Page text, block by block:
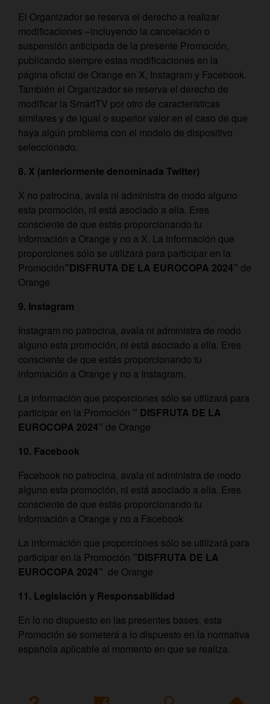
El Organizador se reserva el derecho a realizar
modificaciones –incluyendo la cancelación o
suspensión anticipada de la presente Promoción,
publicando siempre estas modificaciones en la
página oficial de Orange en X, Instagram y Facebook.
También el Organizador se reserva el derecho de
modificar la SmartTV por otro de características
similares y de igual o superior valor en el caso de que
haya algún problema con el modelo de dispositivo
seleccionado.
8. X (anteriormente denominada Twitter)
X no patrocina, avala ni administra de modo alguno
esta promoción, ni está asociado a ella. Eres
consciente de que estás proporcionando tu
información a Orange y no a X. La información que
proporciones sólo se utilizará para participar en la
Promoción”DISFRUTA DE LA EUROCOPA 2024” de
Orange
9. Instagram
Instagram no patrocina, avala ni administra de modo
alguno esta promoción, ni está asociado a ella. Eres
consciente de que estás proporcionando tu
información a Orange y no a Instagram.
La información que proporciones sólo se utilizará para
participar en la Promoción ” DISFRUTA DE LA
EUROCOPA 2024” de Orange
10. Facebook
Facebook no patrocina, avala ni administra de modo
alguno esta promoción, ni está asociado a ella. Eres
consciente de que estás proporcionando tu
información a Orange y no a Facebook
La información que proporciones sólo se utilizará para
participar en la Promoción ”DISFRUTA DE LA
EUROCOPA 2024” de Orange
11. Legislación y Responsabilidad
En lo no dispuesto en las presentes bases, esta
Promoción se someterá a lo dispuesto en la normativa
española aplicable al momento en que se realiza.